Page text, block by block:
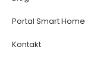
Portal Smart Home
Kontakt